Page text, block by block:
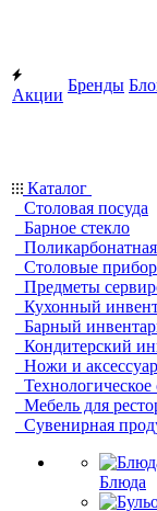
Акции
Бренды
Каталог
Столовая посуда
Барное стекло
Столовые
Предметы
Кухонный
Барный
Кондитерский
Ножи и
Мебель для
Сувенирная
Блюда